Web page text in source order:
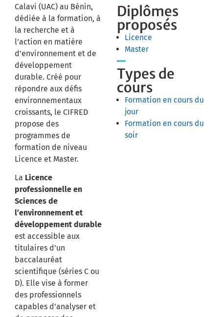
Calavi (UAC) au Bénin,
dédiée à la formation, à
la recherche et à
l’action en matière
d’environnement et de
développement
durable. Créé pour
répondre aux défis
environnementaux
croissants, le CIFRED
propose des
programmes de
formation de niveau
Licence et Master.
La Licence
professionnelle en
Sciences de
l’environnement et
développement durable
est accessible aux
titulaires d’un
baccalauréat
scientifique (séries C ou
D). Elle vise à former
des professionnels
capables d’analyser et
Diplômes
proposés
Licence
Master
Types de
cours
Formation en cours du
jour
Formation en cours du
soir